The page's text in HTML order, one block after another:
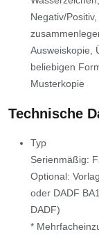
Negativ/
Ausweiskopie,
beliebigen
Musterkopie
Technische
Typ
Serienmäßig:
Optional:
oder DADF
DADF)
*